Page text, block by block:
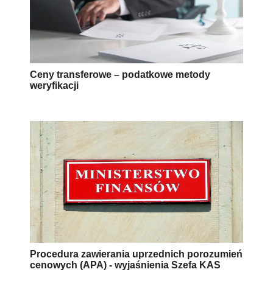
Ceny transferowe – podatkowe metody
weryfikacji
Procedura zawierania uprzednich porozumień
cenowych (APA) - wyjaśnienia Szefa KAS